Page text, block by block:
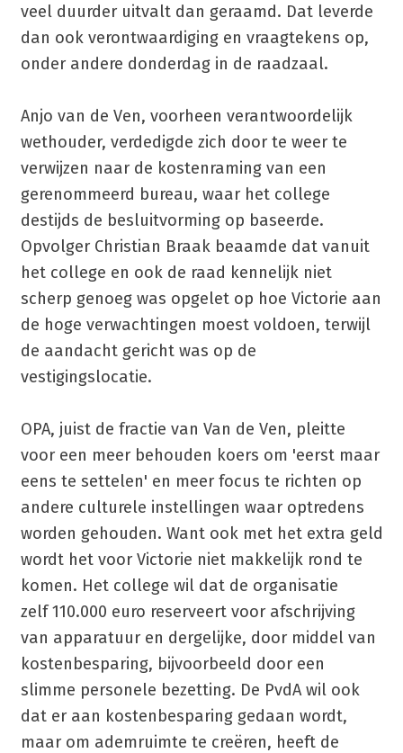
veel duurder uitvalt dan geraamd. Dat leverde
dan ook verontwaardiging en vraagtekens op,
onder andere donderdag in de raadzaal.
Anjo van de Ven, voorheen verantwoordelijk
wethouder, verdedigde zich door te weer te
verwijzen naar de kostenraming van een
gerenommeerd bureau, waar het college
destijds de besluitvorming op baseerde.
Opvolger Christian Braak beaamde dat vanuit
het college en ook de raad kennelijk niet
scherp genoeg was opgelet op hoe Victorie aan
de hoge verwachtingen moest voldoen, terwijl
de aandacht gericht was op de
vestigingslocatie.
OPA, juist de fractie van Van de Ven, pleitte
voor een meer behouden koers om 'eerst maar
eens te settelen' en meer focus te richten op
andere culturele instellingen waar optredens
worden gehouden. Want ook met het extra geld
wordt het voor Victorie niet makkelijk rond te
komen. Het college wil dat de organisatie
zelf 110.000 euro reserveert voor afschrijving
van apparatuur en dergelijke, door middel van
kostenbesparing, bijvoorbeeld door een
slimme personele bezetting. De PvdA wil ook
dat er aan kostenbesparing gedaan wordt,
maar om ademruimte te creëren, heeft de